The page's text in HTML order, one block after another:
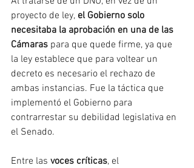
proyecto de ley, el Gobierno solo
necesitaba la aprobación en una de las
Cámaras para que quede firme, ya que
la ley establece que para voltear un
decreto es necesario el rechazo de
ambas instancias. Fue la táctica que
implementó el Gobierno para
contrarrestar su debilidad legislativa en
el Senado.
Entre las voces críticas, el